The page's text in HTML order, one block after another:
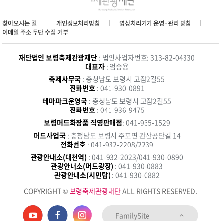
찾아오시는 길 개인정보처리방침
영상처리기기 운영·관리 방침
이메일 주소 무단 수집 거부
재단법인 보령축제관광재단 : 법인사업자번호: 313-82-04330
대표자: 엄승용
축제사무국 : 충청남도 보령시 고잠2길55
전화번호 : 041-930-0891
테마파크운영국 : 충청남도 보령시 고잠2길55
전화번호 : 041-936-9475
보령머드화장품 직영판매점: 041-935-1529
머드사업국 : 충청남도 보령시 주포면 관산공단길 14
전화번호 : 041-932-2208/2239
관광안내소(대천역) : 041-932-2023/041-930-0890
관광안내소(머드광장) : 041-930-0883
관광안내소(시민탑) : 041-930-0882
COPYRIGHT © 보령축제관광재단ALL RIGHTS RESERVED.
FamilySite